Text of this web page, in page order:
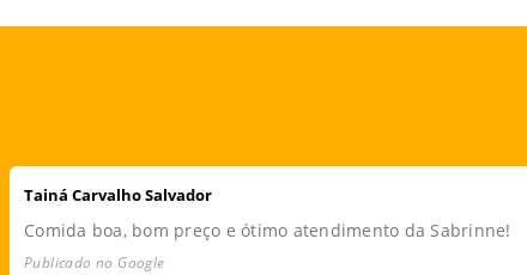
Tainá Carvalho Salvador
Comida boa, bom preço e ótimo atendimento da Sabrinne!
Publicado no Google